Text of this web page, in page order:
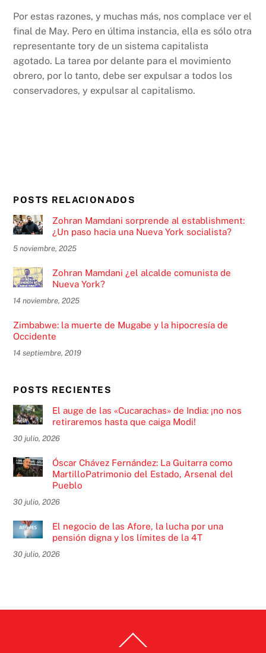
Por estas razones, y muchas más, nos complace ver el
final de May. Pero en última instancia, ella es sólo otra
representante tory de un sistema capitalista
agotado. La tarea por delante para el movimiento
obrero, por lo tanto, debe ser expulsar a todos los
conservadores, y expulsar al capitalismo.
POSTS RELACIONADOS
Zohran Mamdani sorprende al establishment:
¿Un paso hacia una Nueva York socialista?
5 noviembre, 2025
Zohran Mamdani ¿el alcalde comunista de
Nueva York?
14 noviembre, 2025
Zimbabwe: la muerte de Mugabe y la hipocresía de
Occidente
14 septiembre, 2019
POSTS RECIENTES
El auge de las «Cucarachas» de India: ¡no nos
retiraremos hasta que caiga Modi!
30 julio, 2026
Óscar Chávez Fernández: La Guitarra como
MartilloPatrimonio del Estado, Arsenal del
Pueblo
30 julio, 2026
El negocio de las Afore, la lucha por una
pensión digna y los límites de la 4T
30 julio, 2026
To